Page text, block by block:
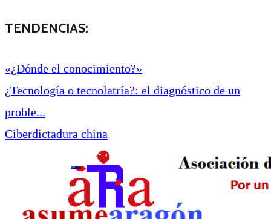
TENDENCIAS:
«¿Dónde el conocimiento?»
¿Tecnología o tecnolatría?: el diagnóstico de un
proble...
Ciberdictadura china